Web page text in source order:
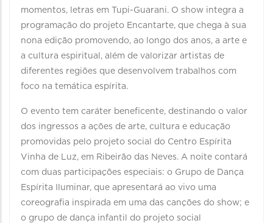
momentos, letras em Tupi-Guarani. O show integra a
programação do projeto Encantarte, que chega à sua
nona edição promovendo, ao longo dos anos, a arte e
a cultura espiritual, além de valorizar artistas de
diferentes regiões que desenvolvem trabalhos com
foco na temática espírita.
O evento tem caráter beneficente, destinando o valor
dos ingressos a ações de arte, cultura e educação
promovidas pelo projeto social do Centro Espírita
Vinha de Luz, em Ribeirão das Neves. A noite contará
com duas participações especiais: o Grupo de Dança
Espírita Iluminar, que apresentará ao vivo uma
coreografia inspirada em uma das canções do show; e
o grupo de dança infantil do projeto social